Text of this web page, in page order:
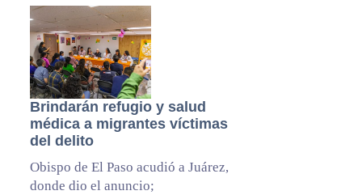
Brindarán refugio y salud
médica a migrantes víctimas
del delito
Obispo de El Paso acudió a Juárez,
donde dio el anuncio;